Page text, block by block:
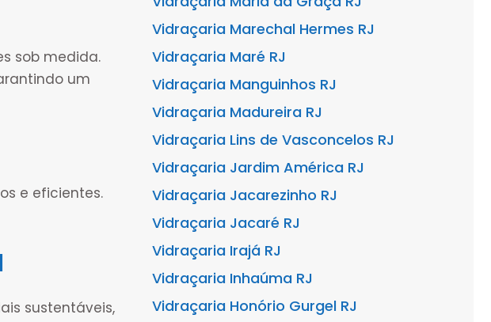
sob medida.
um
e eficientes.
sustentáveis,
Vidraçaria Marechal Hermes RJ
Vidraçaria Maré RJ
Vidraçaria Manguinhos RJ
Vidraçaria Madureira RJ
Vidraçaria Lins de Vasconcelos RJ
Vidraçaria Jardim América RJ
Vidraçaria Jacarezinho RJ
Vidraçaria Jacaré RJ
Vidraçaria Irajá RJ
Vidraçaria Inhaúma RJ
Vidraçaria Honório Gurgel RJ